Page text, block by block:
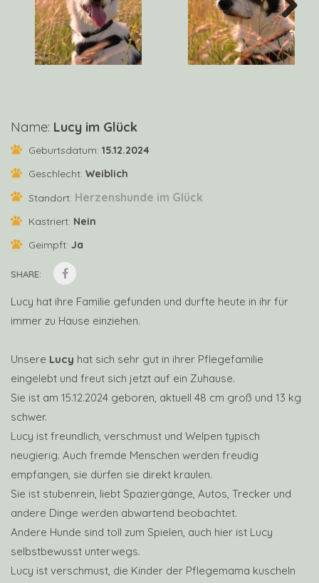
Next
Name: Lucy im Glück
Geburtsdatum: 15.12.2024
Geschlecht: Weiblich
Standort: Herzenshunde im Glück
Kastriert: Nein
Geimpft: Ja
SHARE:
Lucy hat ihre Familie gefunden und durfte heute in ihr für
immer zu Hause einziehen.
Unsere Lucy hat sich sehr gut in ihrer Pflegefamilie
eingelebt und freut sich jetzt auf ein Zuhause.
Sie ist am 15.12.2024 geboren, aktuell 48 cm groß und 13 kg
schwer.
Lucy ist freundlich, verschmust und Welpen typisch
neugierig. Auch fremde Menschen werden freudig
empfangen, sie dürfen sie direkt kraulen.
Sie ist stubenrein, liebt Spaziergänge, Autos, Trecker und
andere Dinge werden abwartend beobachtet.
Andere Hunde sind toll zum Spielen, auch hier ist Lucy
selbstbewusst unterwegs.
Lucy ist verschmust, die Kinder der Pflegemama kuscheln